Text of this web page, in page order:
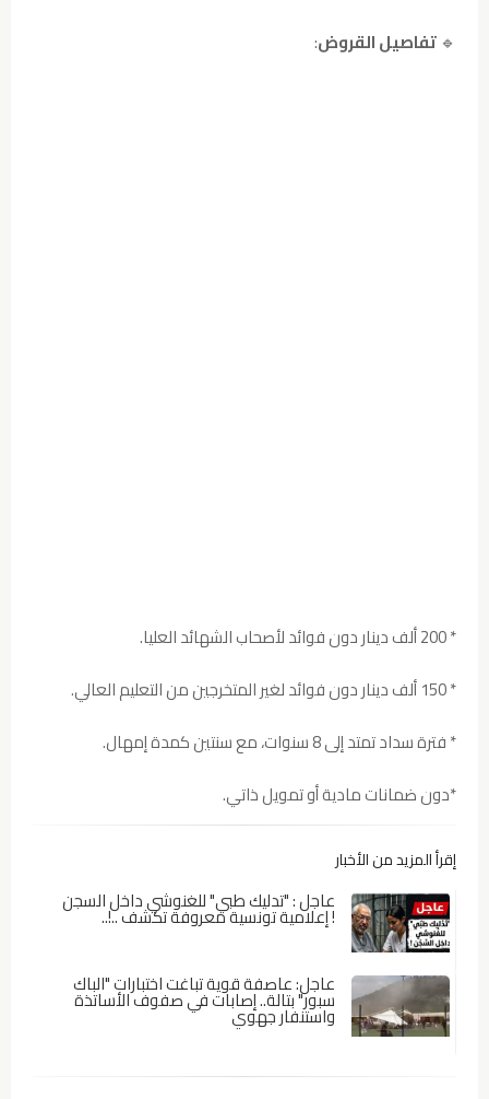
🔹 تفاصيل القروض:
* 200 ألف دينار دون فوائد لأصحاب الشهائد العليا.
* 150 ألف دينار دون فوائد لغير المتخرجين من التعليم العالي.
* فترة سداد تمتد إلى 8 سنوات، مع سنتين كمدة إمهال.
*دون ضمانات مادية أو تمويل ذاتي.
إقرأ المزيد من الأخبار
عاجل : "تدليك طبي" للغنوشي داخل السجن
! إعلامية تونسية معروفة تكشف ..!..
عاجل: عاصفة قوية تباغت اختبارات "الباك
سبور" بتالة.. إصابات في صفوف الأساتذة
واستنفار جهوي